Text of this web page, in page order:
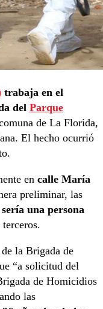
trabaja en el
del Parque
de La Florida,
El hecho ocurrió
en calle María
preliminar, las
una persona
la Brigada de
“a solicitud del
de Homicidios
las